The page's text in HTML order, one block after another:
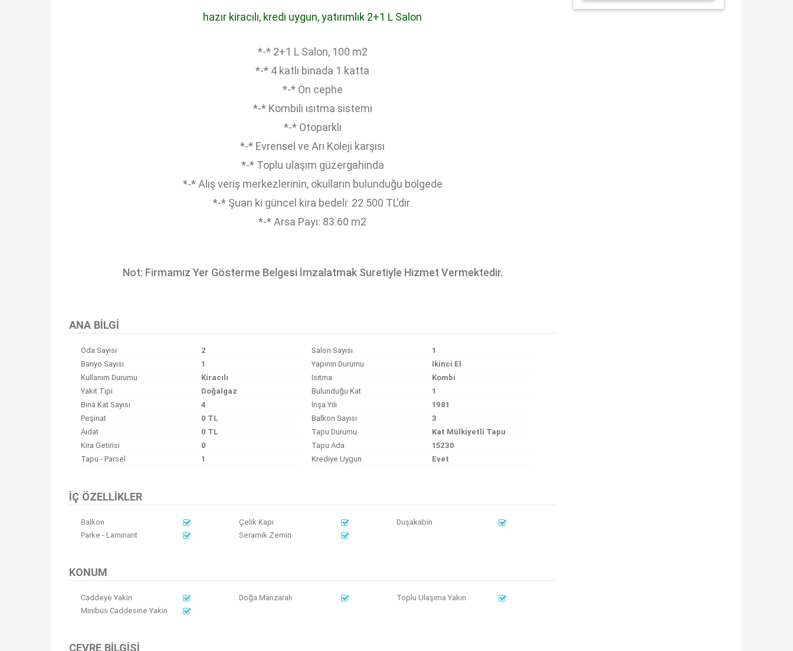
hazır kiracılı, kredi uygun, yatırımlık 2+1 L Salon
*-* 2+1 L Salon, 100 m2
*-* 4 katlı binada 1.katta
*-* Ön cephe
*-* Kombili ısıtma sistemi
*-* Otoparklı
*-* Evrensel ve Arı Koleji karşısı
*-* Toplu ulaşım güzergahında
*-* Alış veriş merkezlerinin, okulların bulunduğu bölgede
*-* Şuan ki güncel kira bedeli: 22.500 TL'dir.
*-* Arsa Payı: 83.60 m2
Not: Firmamız Yer Gösterme Belgesi İmzalatmak Suretiyle Hizmet Vermektedir.
ANA BILGI
Oda Sayısı 2 Salon Sayısı
1
Banyo Sayısı
1 Yapının Durumu
Ikinci El
Kullanım Durumu
Kiracılı Isıtma
Kombi
Yakıt Tipi
Doğalgaz Bulunduğu Kat
1
Bina Kat Sayısı
4 İnşa Yılı
1981
Peşinat
0 TL Balkon Sayısı
3
Aidat
0 TL Tapu Durumu
Kat Mülkiyetli Tapu
Kira Getirisi
0 Tapu Ada
15230
Tapu - Parsel
1 Krediye Uygun Evet
İÇ ÖZELLIKLER
Balkon Çelik Kapı
Duşakabin
Parke - Laminant
Seramik Zemin
KONUM
Caddeye Yakin Doğa Manzaralı
Toplu Ulaşıma Yakın
Minibüs Caddesine Yakin
ÇEVRE BILGISI